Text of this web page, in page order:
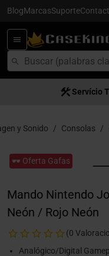
BlogMarcasSuporte
Servício
y Sonido Consolas
🕶️ Oferta Gafas
Mando Nintendo
Neón / Rojo Neón
(0
Analógico/Digital